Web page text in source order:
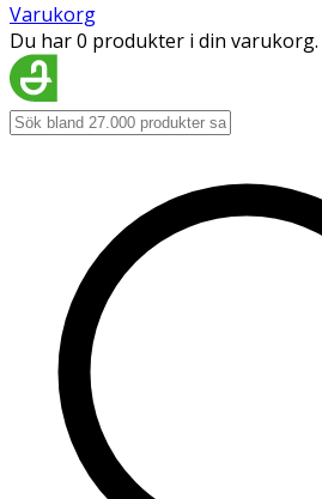
Varukorg
Du har 0 produkter i din varukorg.